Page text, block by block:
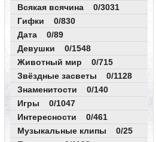
Всякая всячина 0/3031
Гифки 0/830
Дата 0/89
Девушки 0/1548
Животный мир 0/715
Звёздные засветы 0/1128
Знаменитости 0/140
Игры 0/1047
Интересности 0/461
Музыкальные клипы 0/25